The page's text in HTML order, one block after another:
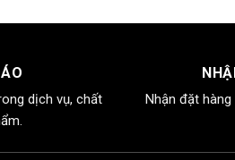
2.500.000₫.là:
dịch vụ, chất
Nhận đặt